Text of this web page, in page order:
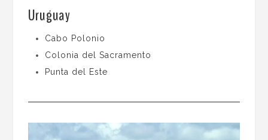
Uruguay
Cabo Polonio
Colonia del Sacramento
Punta del Este